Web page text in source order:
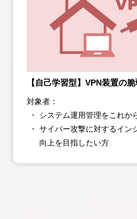
【自己学習型】VPN装置の
対象者：
システム運用管理をこれか
サイバー攻撃に対するイン
向上を目指したい方